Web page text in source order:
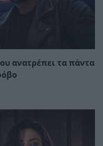
ανατρέπει τα πάντα